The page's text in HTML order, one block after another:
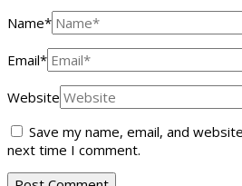
Name*
Email*
Website
Save my name, email, and
next time I comment.